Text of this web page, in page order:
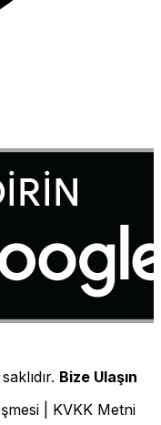
Bize Ulaşın
KVKK Metni